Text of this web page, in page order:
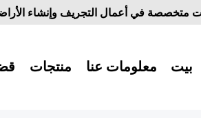
متخصصة في أعمال التجريف وإنشاء
بيت معلومات عنا منتجات